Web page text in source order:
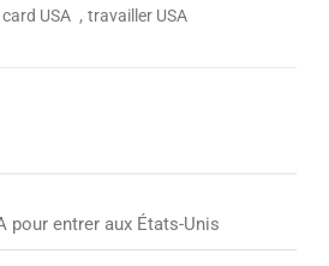
USA , travailler USA
pour entrer aux États-Unis